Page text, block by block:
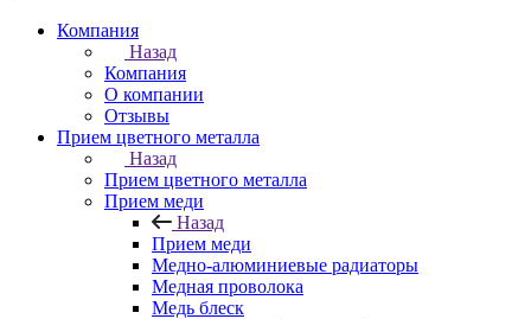
Компания
Назад
Компания
О компании
Отзывы
Прием цветного металла
Назад
Прием цветного металла
Прием меди
Назад
Прием меди
Медно-алюминиевые радиаторы
Медная проволока
Медь блеск